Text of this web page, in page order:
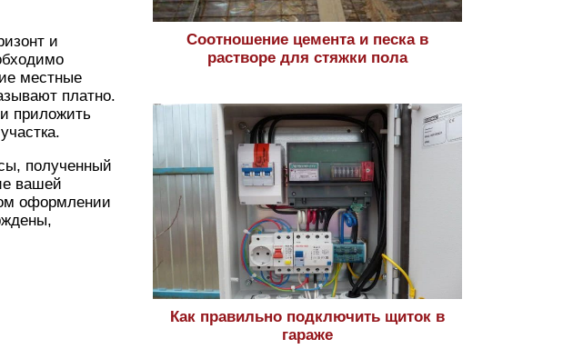
и
местные
платно.
приложить
полученный
вашей
оформлении
Соотношение цемента и песка в
растворе для стяжки пола
Как правильно подключить щиток в
гараже